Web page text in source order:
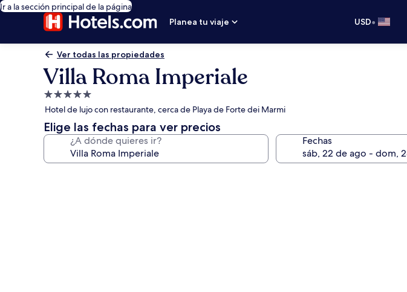
Ir a la sección principal de la página
Planea tu viaje
USD•
Ver todas las propiedades
Villa Roma Imperiale
Propiedad
de
5.0
estrellas
Hotel de lujo con restaurante, cerca de Playa de Forte dei Marmi
Elige las fechas para ver precios
¿A dónde quieres ir? Fechas